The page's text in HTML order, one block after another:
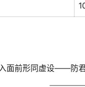
面前形同虚设——防